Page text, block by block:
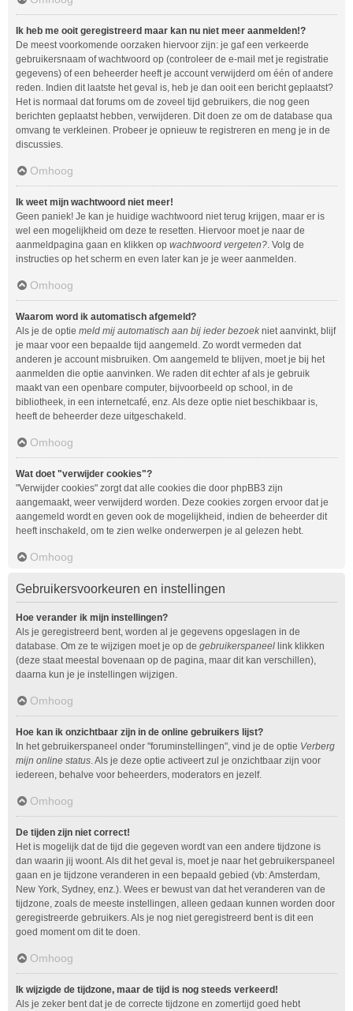
Ik heb me ooit geregistreerd maar kan nu niet meer aanmelden!?
De meest voorkomende oorzaken hiervoor zijn: je gaf een verkeerde
gebruikersnaam of wachtwoord op (controleer de e-mail met je registratie
gegevens) of een beheerder heeft je account verwijderd om één of andere
reden. Indien dit laatste het geval is, heb je dan ooit een bericht geplaatst?
Het is normaal dat forums om de zoveel tijd gebruikers, die nog geen
berichten geplaatst hebben, verwijderen. Dit doen ze om de database qua
omvang te verkleinen. Probeer je opnieuw te registreren en meng je in de
discussies.
Omhoog
Ik weet mijn wachtwoord niet meer!
Geen paniek! Je kan je huidige wachtwoord niet terug krijgen, maar er is
wel een mogelijkheid om deze te resetten. Hiervoor moet je naar de
aanmeldpagina gaan en klikken op wachtwoord vergeten?. Volg de
instructies op het scherm en even later kan je je weer aanmelden.
Omhoog
Waarom word ik automatisch afgemeld?
Als je de optie meld mij automatisch aan bij ieder bezoek niet aanvinkt, blijf
je maar voor een bepaalde tijd aangemeld. Zo wordt vermeden dat
anderen je account misbruiken. Om aangemeld te blijven, moet je bij het
aanmelden die optie aanvinken. We raden dit echter af als je gebruik
maakt van een openbare computer, bijvoorbeeld op school, in de
bibliotheek, in een internetcafé, enz. Als deze optie niet beschikbaar is,
heeft de beheerder deze uitgeschakeld.
Omhoog
Wat doet "verwijder cookies"?
"Verwijder cookies" zorgt dat alle cookies die door phpBB3 zijn
aangemaakt, weer verwijderd worden. Deze cookies zorgen ervoor dat je
aangemeld wordt en geven ook de mogelijkheid, indien de beheerder dit
heeft inschakeld, om te zien welke onderwerpen je al gelezen hebt.
Omhoog
Gebruikersvoorkeuren en instellingen
Hoe verander ik mijn instellingen?
Als je geregistreerd bent, worden al je gegevens opgeslagen in de
database. Om ze te wijzigen moet je op de gebruikerspaneel link klikken
(deze staat meestal bovenaan op de pagina, maar dit kan verschillen),
daarna kun je je instellingen wijzigen.
Omhoog
Hoe kan ik onzichtbaar zijn in de online gebruikers lijst?
In het gebruikerspaneel onder "foruminstellingen", vind je de optie Verberg
mijn online status. Als je deze optie activeert zul je onzichtbaar zijn voor
iedereen, behalve voor beheerders, moderators en jezelf.
Omhoog
De tijden zijn niet correct!
Het is mogelijk dat de tijd die gegeven wordt van een andere tijdzone is
dan waarin jij woont. Als dit het geval is, moet je naar het gebruikerspaneel
gaan en je tijdzone veranderen in een bepaald gebied (vb: Amsterdam,
New York, Sydney, enz.). Wees er bewust van dat het veranderen van de
tijdzone, zoals de meeste instellingen, alleen gedaan kunnen worden door
geregistreerde gebruikers. Als je nog niet geregistreerd bent is dit een
goed moment om dit te doen.
Omhoog
Ik wijzigde de tijdzone, maar de tijd is nog steeds verkeerd!
Als je zeker bent dat je de correcte tijdzone en zomertijd goed hebt